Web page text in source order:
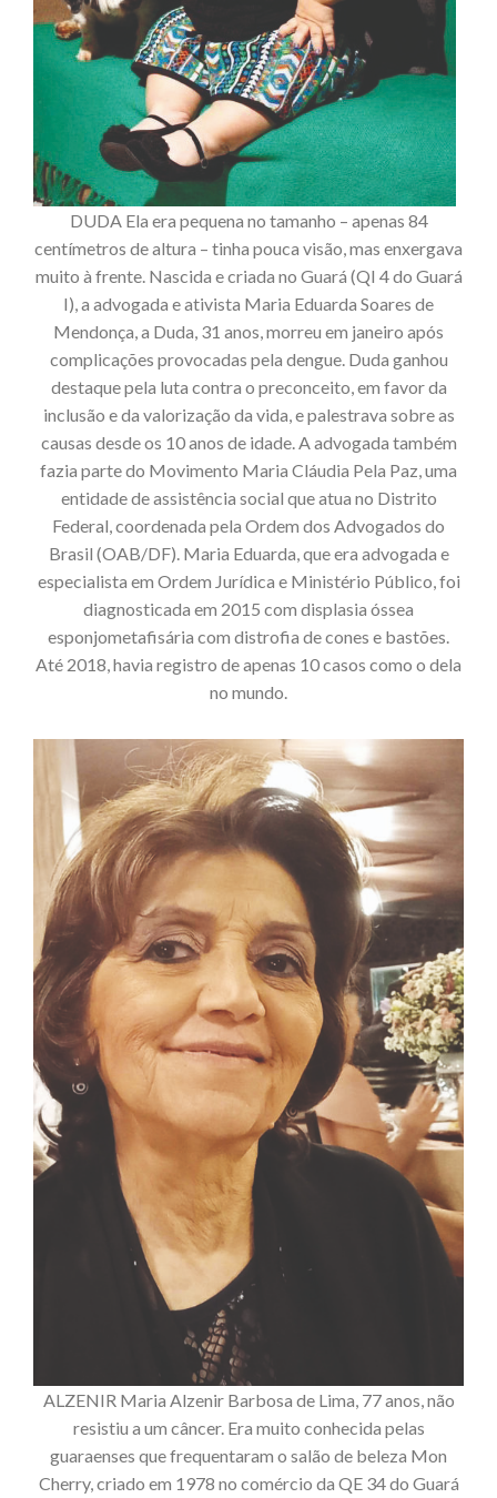
DUDA Ela era pequena no tamanho – apenas 84
centímetros de altura – tinha pouca visão, mas enxergava
muito à frente. Nascida e criada no Guará (QI 4 do Guará
I), a advogada e ativista Maria Eduarda Soares de
Mendonça, a Duda, 31 anos, morreu em janeiro após
complicações provocadas pela dengue. Duda ganhou
destaque pela luta contra o preconceito, em favor da
inclusão e da valorização da vida, e palestrava sobre as
causas desde os 10 anos de idade. A advogada também
fazia parte do Movimento Maria Cláudia Pela Paz, uma
entidade de assistência social que atua no Distrito
Federal, coordenada pela Ordem dos Advogados do
Brasil (OAB/DF). Maria Eduarda, que era advogada e
especialista em Ordem Jurídica e Ministério Público, foi
diagnosticada em 2015 com displasia óssea
esponjometafisária com distrofia de cones e bastões.
Até 2018, havia registro de apenas 10 casos como o dela
no mundo.
ALZENIR Maria Alzenir Barbosa de Lima, 77 anos, não
resistiu a um câncer. Era muito conhecida pelas
guaraenses que frequentaram o salão de beleza Mon
Cherry, criado em 1978 no comércio da QE 34 do Guará